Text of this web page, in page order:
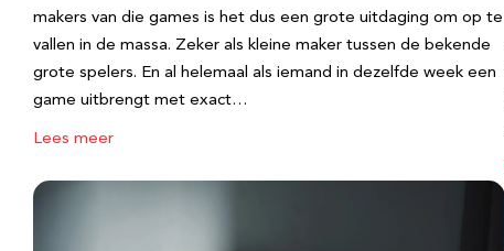
makers van die games is het dus een grote uitdaging om op te
vallen in de massa. Zeker als kleine maker tussen de bekende
grote spelers. En al helemaal als iemand in dezelfde week een
game uitbrengt met exact…
Lees meer